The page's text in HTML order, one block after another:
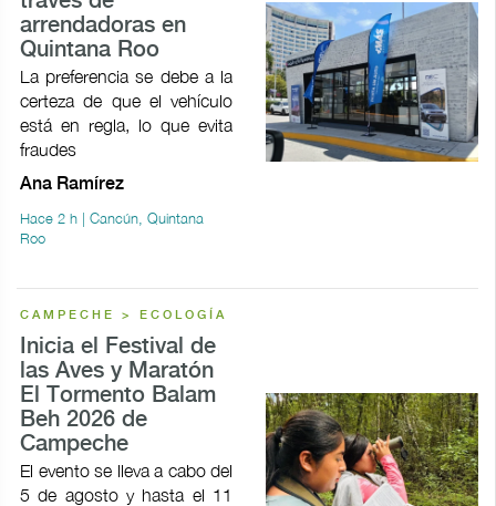
arrendadoras en
Quintana Roo
La preferencia se debe a la
certeza de que el vehículo
está en regla, lo que evita
fraudes
Ana Ramírez
Hace 2 h | Cancún, Quintana
Roo
CAMPECHE > ECOLOGÍA
Inicia el Festival de
las Aves y Maratón
El Tormento Balam
Beh 2026 de
Campeche
El evento se lleva a cabo del
5 de agosto y hasta el 11